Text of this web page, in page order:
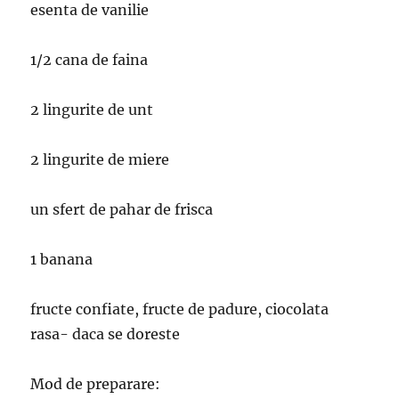
esenta de vanilie
1/2 cana de faina
2 lingurite de unt
2 lingurite de miere
un sfert de pahar de frisca
1 banana
fructe confiate, fructe de padure, ciocolata
rasa- daca se doreste
Mod de preparare: